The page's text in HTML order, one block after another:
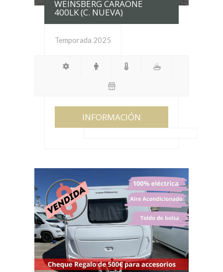
WEINSBERG CARAONE
400LK (C. NUEVA)
Temporada 2025
INFORMACIÓN